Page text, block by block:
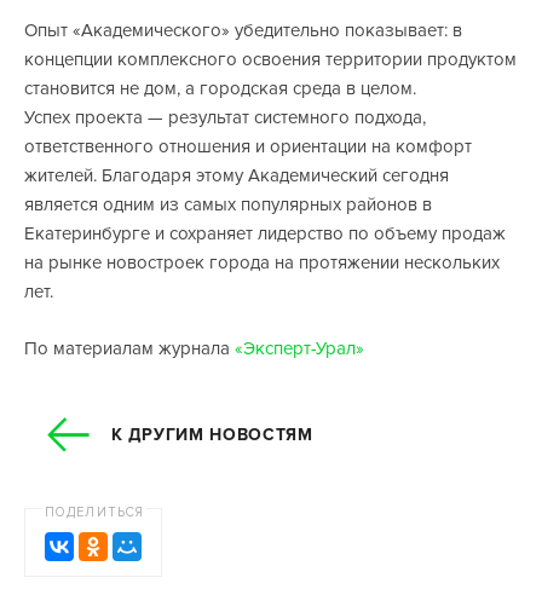
Опыт «Академического» убедительно показывает: в
концепции комплексного освоения территории продуктом
становится не дом, а городская среда в целом.
Успех проекта — результат системного подхода,
ответственного отношения и ориентации на комфорт
жителей. Благодаря этому Академический сегодня
является одним из самых популярных районов в
Екатеринбурге и сохраняет лидерство по объему продаж
на рынке новостроек города на протяжении нескольких
лет.
По материалам журнала «Эксперт-Урал»
К ДРУГИМ НОВОСТЯМ
ПОДЕЛИТЬСЯ